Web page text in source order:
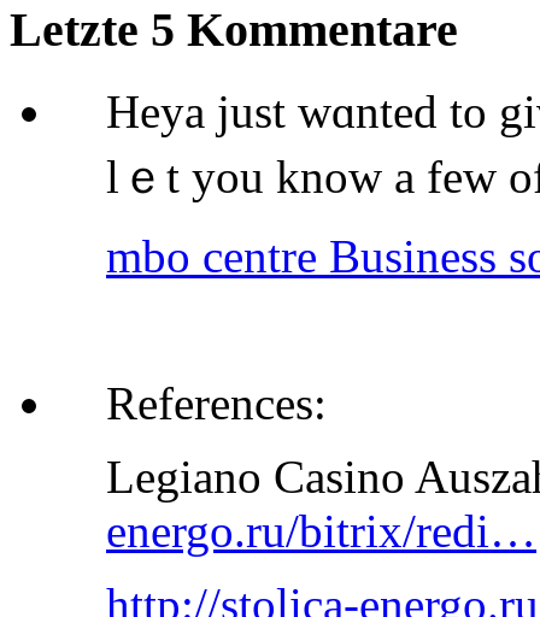
Letzte 5 Kommentare
Heya just wɑnted to
lｅt you know a few
mbo centre Business
References:
Legiano Casino
energo.ru/bitrix/redi…
http://stolica-